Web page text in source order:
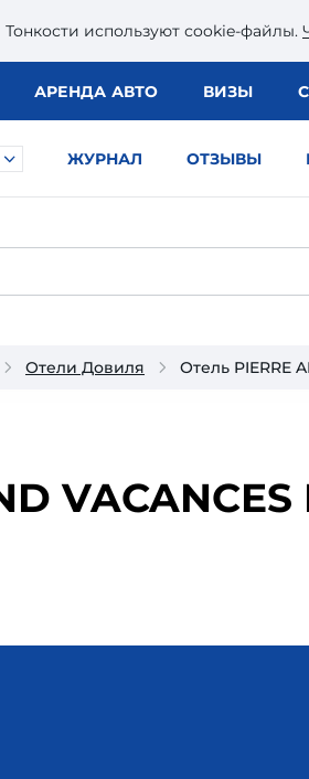
Тонкости используют сookie-файлы.
АРЕНДА АВТО ВИЗЫ
ЖУРНАЛ ОТЗЫВЫ
Отели Довиля Отель PIERRE